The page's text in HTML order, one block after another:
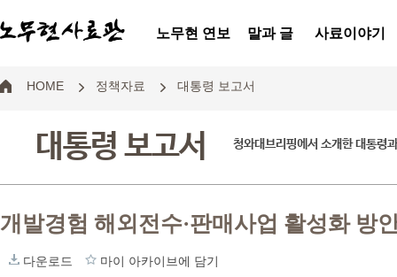
노무현 연보 말과 글 사료이야기
HOME 정책자료 대통령 보고서
대통령 보고서 청와대브리핑에서 소개한 대통령
개발경험 해외전수·판매사업 활성화 방
다운로드 마이 아카이브에 담기